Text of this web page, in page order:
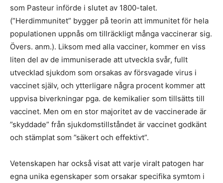
som Pasteur införde i slutet av 1800-talet.
(”Herdimmunitet” bygger på teorin att immunitet för hela
populationen uppnås om tillräckligt många vaccinerar sig.
Övers. anm.). Liksom med alla vacciner, kommer en viss
liten del av de immuniserade att utveckla svår, fullt
utvecklad sjukdom som orsakas av försvagade virus i
vaccinet själv, och ytterligare några procent kommer att
uppvisa biverkningar pga. de kemikalier som tillsätts till
vaccinet. Men om en stor majoritet av de vaccinerade är
”skyddade” från sjukdomstillståndet är vaccinet godkänt
och stämplat som ”säkert och effektivt”.
Vetenskapen har också visat att varje viralt patogen har
egna unika egenskaper som orsakar specifika symtom i